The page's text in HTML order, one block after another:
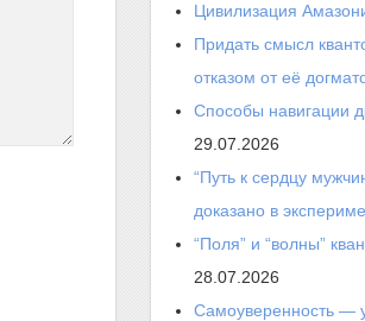
Цивилизация
Придать смысл
отказом от её
Способы навигации
29.07.2026
“Путь к сердцу
доказано в
“Поля” и “волны”
28.07.2026
Самоуверенность —